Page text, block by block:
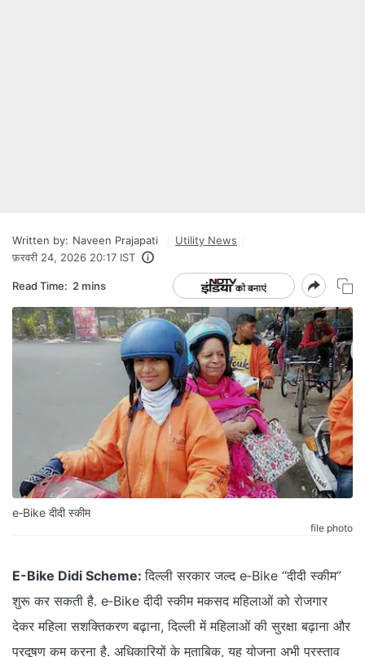
Written by: Naveen Prajapati
Utility News
फ़रवरी 24, 2026 20:17 IST
Read Time: 2 mins
e‑Bike दीदी स्कीम
file photo
E-Bike Didi Scheme:दिल्ली सरकार जल्द e‑Bike “दीदी स्कीम”
शुरू कर सकती है. e‑Bike दीदी स्कीम मकसद महिलाओं को रोजगार
देकर महिला सशक्तिकरण बढ़ाना, दिल्ली में महिलाओं की सुरक्षा बढ़ाना और
प्रदूषण कम करना है. अधिकारियों के मुताबिक, यह योजना अभी प्रस्ताव